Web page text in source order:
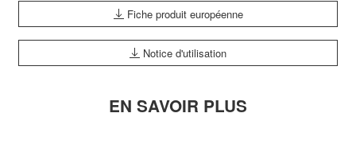
Fiche produit européenne
Notice d'utilisation
EN SAVOIR PLUS